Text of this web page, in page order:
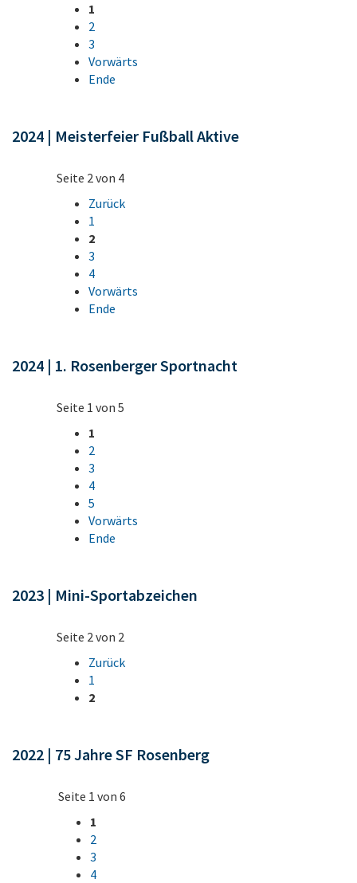
1
2
3
Vorwärts
Ende
2024 | Meisterfeier Fußball Aktive
Seite 2 von 4
Zurück
1
2
3
4
Vorwärts
Ende
2024 | 1. Rosenberger Sportnacht
Seite 1 von 5
1
2
3
4
5
Vorwärts
Ende
2023 | Mini-Sportabzeichen
Seite 2 von 2
Zurück
1
2
2022 | 75 Jahre SF Rosenberg
Seite 1 von 6
1
2
3
4